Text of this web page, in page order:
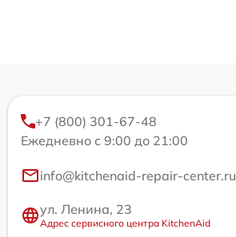
+7 (800) 301-67-48
Ежедневно с 9:00 до 21:00
info@kitchenaid-repair-center.ru
ул. Ленина, 23
Адрес сервисного центра KitchenAid